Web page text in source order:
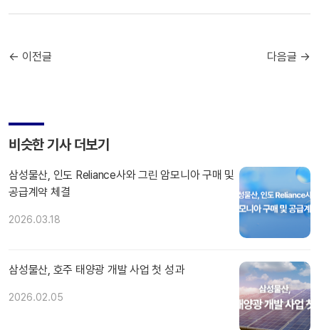
← 이전글 다음글 →
비슷한 기사 더보기
삼성물산, 인도 Reliance사와 그린 암모니아 구매 및
공급계약 체결
2026.03.18
삼성물산, 호주 태양광 개발 사업 첫 성과
2026.02.05